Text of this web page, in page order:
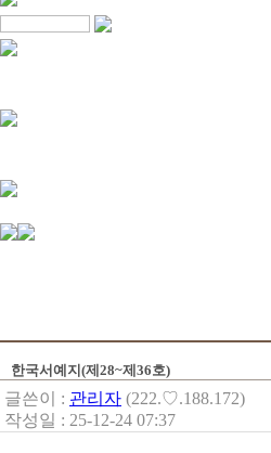
한국서예지(제28~제36호)
글쓴이 : 관리자 (222.♡.188.172)
작성일 : 25-12-24 07:37